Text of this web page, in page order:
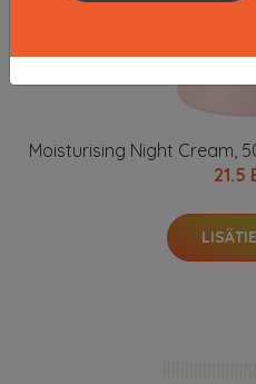
Moisturising Night Cream,
21.5